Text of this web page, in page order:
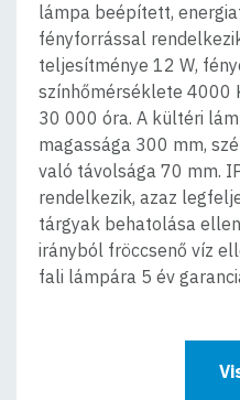
lámpa beépített,
fényforrással
teljesítménye 12 W,
színhőmérséklete 4000
30 000 óra. A kültéri
magassága 300 mm,
való távolsága 70 mm.
rendelkezik, azaz
tárgyak behatolása
irányból fröccsenő víz
fali lámpára 5 év